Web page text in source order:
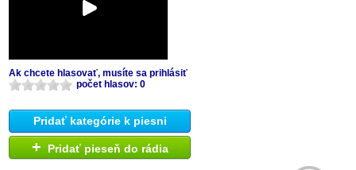
Ak chcete hlasovať, musíte sa prihlásiť
počet hlasov: 0
Pridať kategórie k piesni
+ Pridať pieseň do rádia